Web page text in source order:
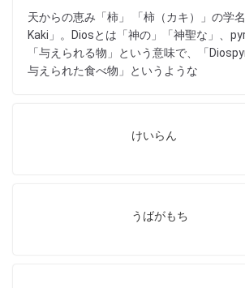
天からの恵み「柿」 「柿（カキ）」の学
Kaki」。Diosとは「神の」「神聖な」、
「与えられる物」という意味で、「
与えられた食べ物」というような
けいらん
うばがもち